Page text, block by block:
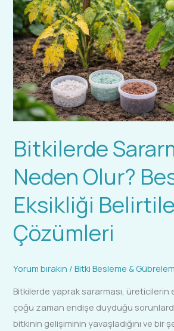
Bitkilerde
Neden Olur?
Eksikliği
Çözümleri
Yorum bırakın /Bitki Besleme &
Bitkilerde yaprak sararması, üreticilerin
çoğu zaman endişe duyduğu
bitkinin gelişiminin yavaşladığını ve bir
Olur?
Besin
Eksikliği
Belirtileri
ve
Çözümleri